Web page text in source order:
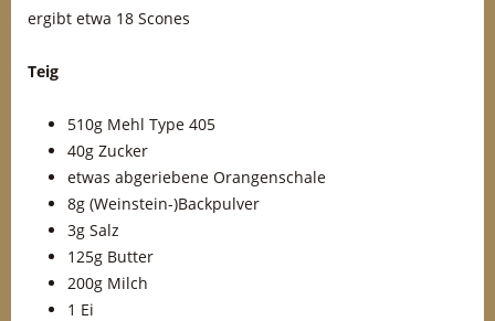
ergibt etwa 18 Scones
Teig
510g Mehl Type 405
40g Zucker
etwas abgeriebene Orangenschale
8g (Weinstein-)Backpulver
3g Salz
125g Butter
200g Milch
1 Ei